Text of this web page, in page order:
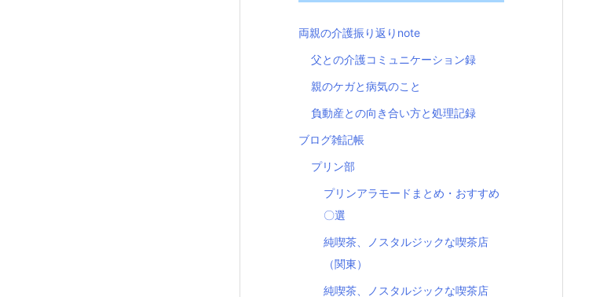
両親の介護振り返りnote
父との介護コミュニケーション録
親のケガと病気のこと
負動産との向き合い方と処理記録
ブログ雑記帳
プリン部
プリンアラモードまとめ・おすすめ
〇選
純喫茶、ノスタルジックな喫茶店
（関東）
純喫茶、ノスタルジックな喫茶店